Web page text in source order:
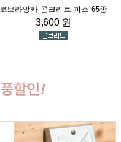
코브라앙카 콘크리트 피스 65종
3,600 원